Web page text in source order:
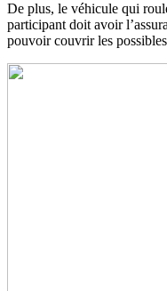
De plus, le véhicule qui
participant doit avoir
pouvoir couvrir les